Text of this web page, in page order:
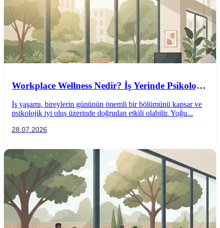
Workplace Wellness Nedir? İş Yerinde Psikolojik
İş yaşamı, bireylerin gününün önemli bir bölümünü kapsar ve
psikolojik iyi oluş üzerinde doğrudan etkili olabilir. Yoğu...
28.07.2026